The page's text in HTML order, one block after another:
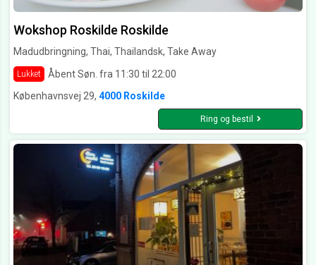
Wokshop Roskilde Roskilde
Madudbringning, Thai, Thailandsk, Take Away
Lukket
Åbent Søn. fra 11:30 til 22:00
Københavnsvej 29, 4000 Roskilde
Ring og bestil